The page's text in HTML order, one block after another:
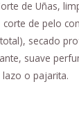
de Uñas,
corte de pelo
secado
suave
lazo o pajarita.